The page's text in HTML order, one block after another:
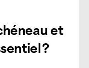
et
?